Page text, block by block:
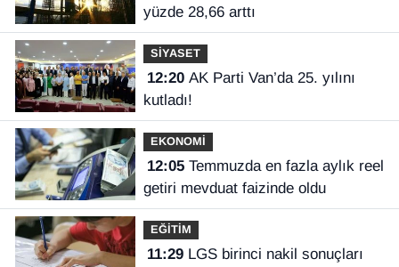
yüzde 28,66 arttı
SİYASET
12:20AK Parti Van’da 25. yılını
kutladı!
EKONOMİ
12:05Temmuzda en fazla aylık reel
getiri mevduat faizinde oldu
EĞİTİM
11:29LGS birinci nakil sonuçları